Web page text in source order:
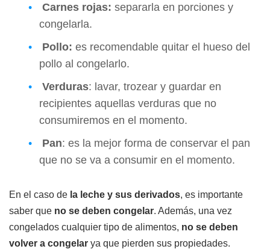
Carnes rojas: separarla en porciones y
congelarla.
Pollo: es recomendable quitar el hueso del
pollo al congelarlo.
Verduras: lavar, trozear y guardar en
recipientes aquellas verduras que no
consumiremos en el momento.
Pan: es la mejor forma de conservar el pan
que no se va a consumir en el momento.
En el caso de la leche y sus derivados, es importante
saber que no se deben congelar. Además, una vez
congelados cualquier tipo de alimentos, no se deben
volver a congelar ya que pierden sus propiedades.